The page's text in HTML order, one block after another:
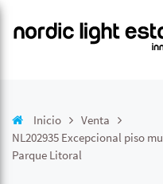
Inicio
Venta
NL202935 Excepcional piso
Parque Litoral